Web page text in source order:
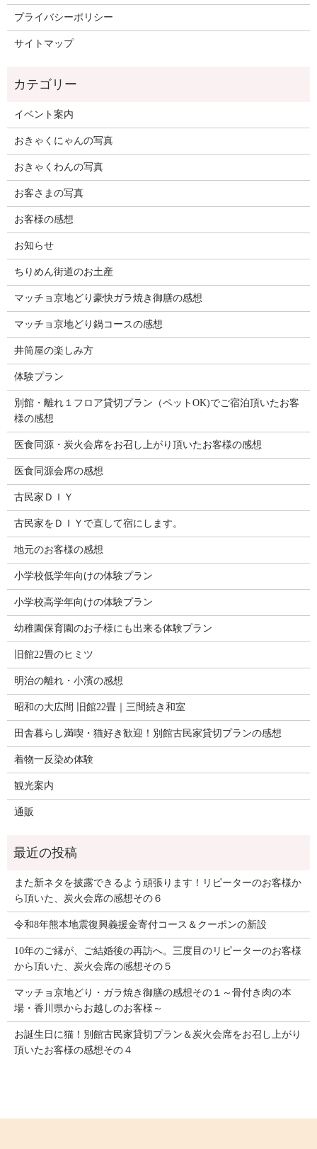
プライバシーポリシー
サイトマップ
イベント案内
おきゃくにゃんの写真
おきゃくわんの写真
お客さまの写真
お客様の感想
お知らせ
ちりめん街道のお土産
マッチョ京地どり豪快ガラ焼き御膳の感想
マッチョ京地どり鍋コースの感想
井筒屋の楽しみ方
体験プラン
別館・離れ１フロア貸切プラン（ペットOK)でご宿泊頂いたお客
様の感想
医食同源・炭火会席をお召し上がり頂いたお客様の感想
医食同源会席の感想
古民家ＤＩＹ
古民家をＤＩＹで直して宿にします。
地元のお客様の感想
小学校低学年向けの体験プラン
小学校高学年向けの体験プラン
幼稚園保育園のお子様にも出来る体験プラン
旧館22畳のヒミツ
明治の離れ・小濱の感想
昭和の大広間 旧館22畳｜三間続き和室
田舎暮らし満喫・猫好き歓迎！別館古民家貸切プランの感想
着物一反染め体験
観光案内
通販
また新ネタを披露できるよう頑張ります！リピーターのお客様か
ら頂いた、炭火会席の感想その６
令和8年熊本地震復興義援金寄付コース＆クーポンの新設
10年のご縁が、ご結婚後の再訪へ。三度目のリピーターのお客様
から頂いた、炭火会席の感想その５
マッチョ京地どり・ガラ焼き御膳の感想その１～骨付き肉の本
場・香川県からお越しのお客様～
お誕生日に猫！別館古民家貸切プラン＆炭火会席をお召し上がり
頂いたお客様の感想その４